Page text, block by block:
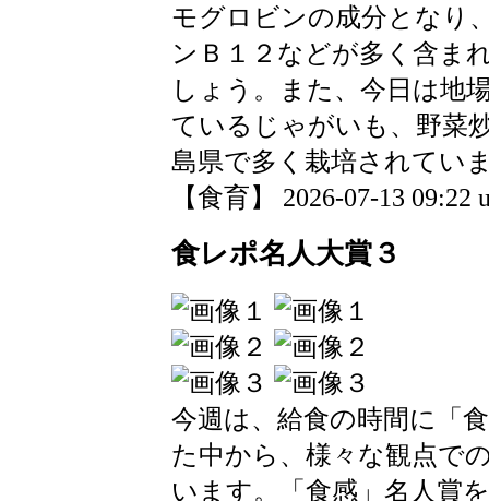
モグロビンの成分となり
ンＢ１２などが多く含ま
しょう。また、今日は地
ているじゃがいも、野菜
島県で多く栽培されてい
【食育】 2026-07-13 09:22
食レポ名人大賞３
今週は、給食の時間に「
た中から、様々な観点で
います。「食感」名人賞